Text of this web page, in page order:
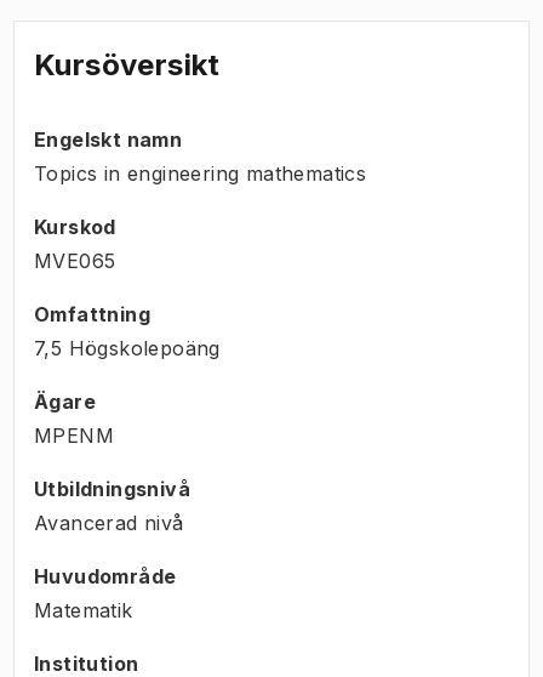
Kursöversikt
Engelskt namn
Topics in engineering mathematics
Kurskod
MVE065
Omfattning
7,5 Högskolepoäng
Ägare
MPENM
Utbildningsnivå
Avancerad nivå
Huvudområde
Matematik
Institution